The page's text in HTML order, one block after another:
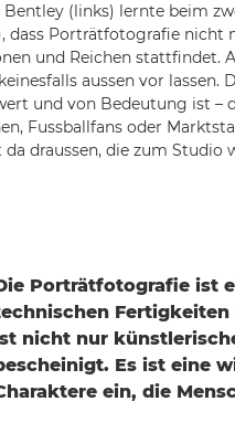
(links) lernte beim
dass Porträtfotografie
und Reichen stattfindet.
aussen vor
und von Bedeutung ist –
Fussballfans oder
draussen, die zum Studio
Porträtfotografie ist
nicht nur
Es ist eine
ein, die